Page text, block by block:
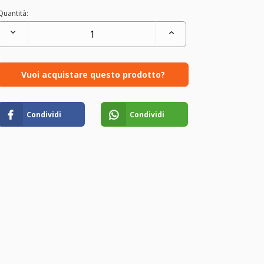
Vuoi acquistare questo prodotto?
Condividi Condividi